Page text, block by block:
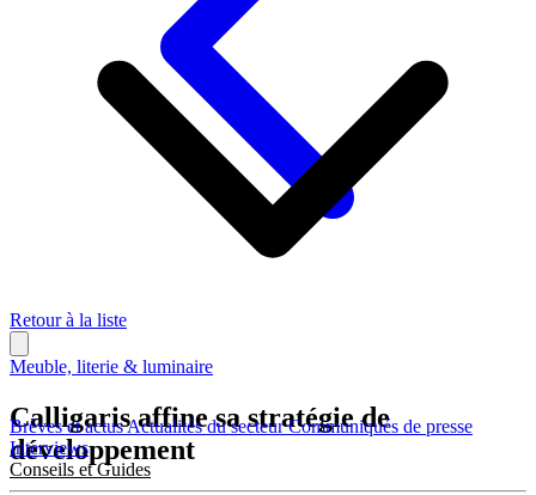
Brèves et actusActualités du secteurCommuniqués de presse
Interviews
Conseils et Guides
Retour à la liste
Meuble, literie & luminaire
Calligaris affine sa stratégie de
développement